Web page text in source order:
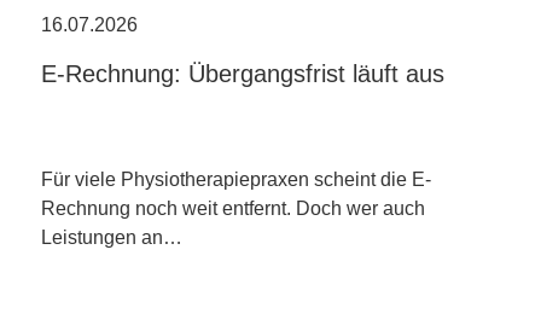
16.07.2026
E-Rechnung: Übergangsfrist läuft aus
Für viele Physiotherapiepraxen scheint die E-
Rechnung noch weit entfernt. Doch wer auch
Leistungen an…